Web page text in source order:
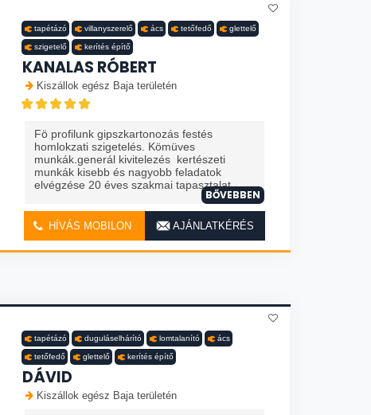
tapétázó villanyszerelő ács tetőfedő glettelő
szigetelő kerítés építő
KANALAS RÓBERT
Kiszállok egész Baja területén
Fö profilunk gipszkartonozás festés
homlokzati szigetelés. Kömüves
munkák.generál kivitelezés kertészeti
munkák kisebb és nagyobb feladatok
elvégzése 20 éves szakmai tapasztalat. ...
BŐVEBBEN
HÍVÁS MOBILON AJÁNLATKÉRÉS
tapétázó duguláselhárító lomtalanító ács
tetőfedő glettelő kerítés építő
DÁVID
Kiszállok egész Baja területén